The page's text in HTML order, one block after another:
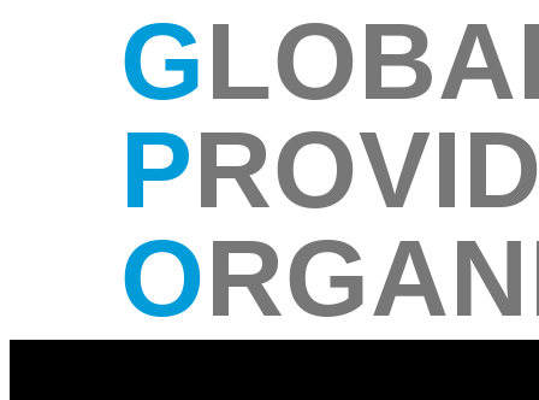
G
P
O